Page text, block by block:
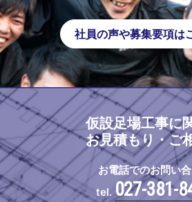
社員の声や募集要項は
仮設足場工事に
お見積もり・ご
お電話でのお問い
tel. 027-381-